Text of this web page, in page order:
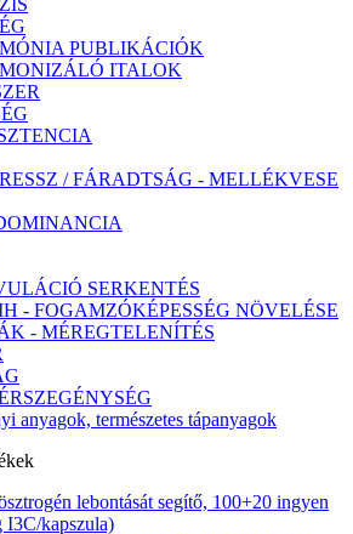
PUBLIKÁCIÓK
ITALOK
/ FÁRADTSÁG - MELLÉKVESE
SERKENTÉS
- FOGAMZÓKÉPESSÉG NÖVELÉSE
- MÉREGTELENÍTÉS
anyagok, természetes tápanyagok